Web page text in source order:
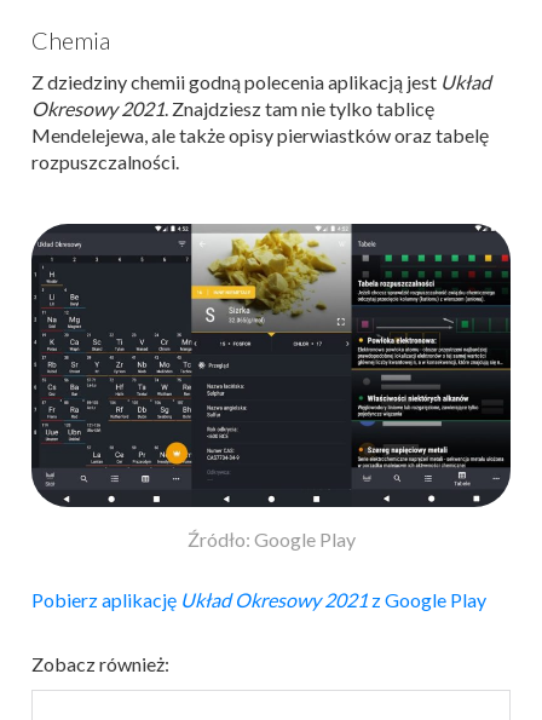
Chemia
Z dziedziny chemii godną polecenia aplikacją jest Układ
Okresowy 2021. Znajdziesz tam nie tylko tablicę
Mendelejewa, ale także opisy pierwiastków oraz tabelę
rozpuszczalności.
Źródło: Google Play
Pobierz aplikację Układ Okresowy 2021 z Google Play
Zobacz również: